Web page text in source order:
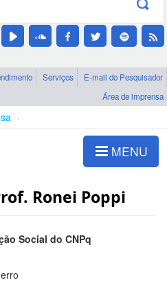
Serviços
E-mail do Pesquisador
Área de imprensa
MENU
Ronei Poppi
Social do CNPq